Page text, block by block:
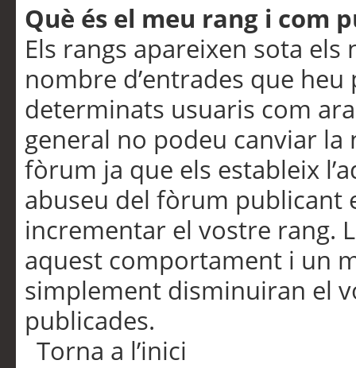
Què és el meu rang i com
Els rangs apareixen sota
nombre d’entrades que
determinats usuaris com
general no podeu canviar
fòrum ja que els estableix
abuseu del fòrum publicant
incrementar el vostre rang.
aquest comportament i un
simplement disminuiran el
publicades.
Torna a l’inici